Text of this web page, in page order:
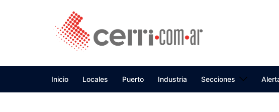
Inicio Locales Puerto Industria Secciones